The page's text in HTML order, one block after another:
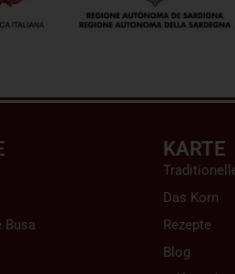
Busa
KARTE
Das Korn
Rezepte
Blog